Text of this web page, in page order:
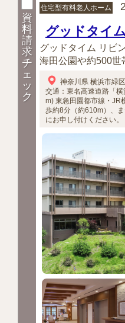
資
料
請
求
チ
ェ
ッ
ク
住宅型有料老人ホーム
グッドタイ
グッドタイム リビ
海田公園や約500世
神奈川県 横浜市緑区
交通：東名高速道路「
m) 東急田園都市線・JR
歩約8分（約610m）、
にお申し付けください。